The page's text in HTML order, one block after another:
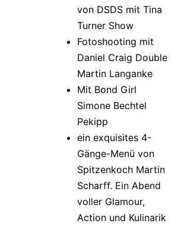
von DSDS mit Tina
Turner Show
Fotoshooting mit
Daniel Craig Double
Martin Langanke
Mit Bond Girl
Simone Bechtel
Pekipp
ein exquisites 4-
Gänge-Menü von
Spitzenkoch Martin
Scharff. Ein Abend
voller Glamour,
Action und Kulinarik